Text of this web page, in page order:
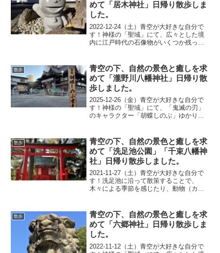
めて「居木神社」日帰り散歩しま
した。
2022-12-24（土）青空が大好きな自分で
す！神様の「聖域」にて、広々とした境
内に江戸時代の石像物がいくつか残って
が良くて、自然の中にいる感じなので、
自然が好きで癒...
散歩
青空の下、自然の景色と癒しを求
めて「瀧野川八幡神社」日帰り散
歩しました。
2025-12-26（金）青空が大好きな自分で
す！神様の「聖域」にて、「鬼滅の刃」
のキャラクター「胡蝶しのぶ」ゆかりの
くて、自然の中にいる感じなので、自然
が好きで癒しを...
散歩
青空の下、自然の景色と癒しを求
めて「洗足池公園」「千束八幡神
社」日帰り散歩しました。
2021-11-27（土）青空が大好きな自分で
す！洗足池に沿って散策することで、
木々による季節を感じたり、動物（カ
然の中にいる感じなので、自然が好きで
癒しを求めている人...
散歩
青空の下、自然の景色と癒しを求
めて「六郷神社」日帰り散歩しま
した。
2022-11-12（土）青空が大好きな自分で